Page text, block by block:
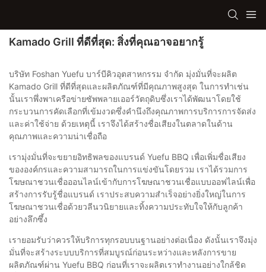
Kamado Grill ที่ดีที่สุด: สิ่งที่คุณอาจอยากรู้
บริษัท Foshan Yuefu บาร์บีคิวอุตสาหกรรม จำกัด มุ่งมั่นที่จะผลิต
Kamado Grill ที่ดีที่สุดและผลิตภัณฑ์ที่มีคุณภาพสูงสุด ในการทำเช่น
นั้นเราพึ่งพาเครือข่ายซัพพลายเออร์วัตถุดิบซึ่งเราได้พัฒนาโดยใช้
กระบวนการคัดเลือกที่เข้มงวดซึ่งคำนึงถึงคุณภาพการบริการการจัดส่ง
และค่าใช้จ่าย ด้วยเหตุนี้ เราจึงได้สร้างชื่อเสียงในตลาดในด้าน
คุณภาพและความน่าเชื่อถือ
เรามุ่งมั่นที่จะขยายอิทธิพลของแบรนด์ Yuefu BBQ เพื่อเพิ่มชื่อเสียง
ขององค์กรและความสามารถในการแข่งขันโดยรวม เราได้รวมการ
โฆษณาชวนเชื่อออนไลน์เข้ากับการโฆษณาชวนเชื่อแบบออฟไลน์เพื่อ
สร้างการรับรู้ชื่อแบรนด์ เราประสบความสำเร็จอย่างยิ่งใหญ่ในการ
โฆษณาชวนเชื่อด้วยวลีนวนิยายและทิ้งความประทับใจให้กับลูกค้า
อย่างลึกซึ้ง
เรายอมรับว่าควรให้บริการทุกรอบบนฐานอย่างต่อเนื่อง ดังนั้นเราจึงมุ่ง
มั่นที่จะสร้างระบบบริการที่สมบูรณ์ก่อนระหว่างและหลังการขาย
ผลิตภัณฑ์ผ่าน Yuefu BBQ ก่อนที่เราจะผลิตเราทำงานอย่างใกล้ชิด